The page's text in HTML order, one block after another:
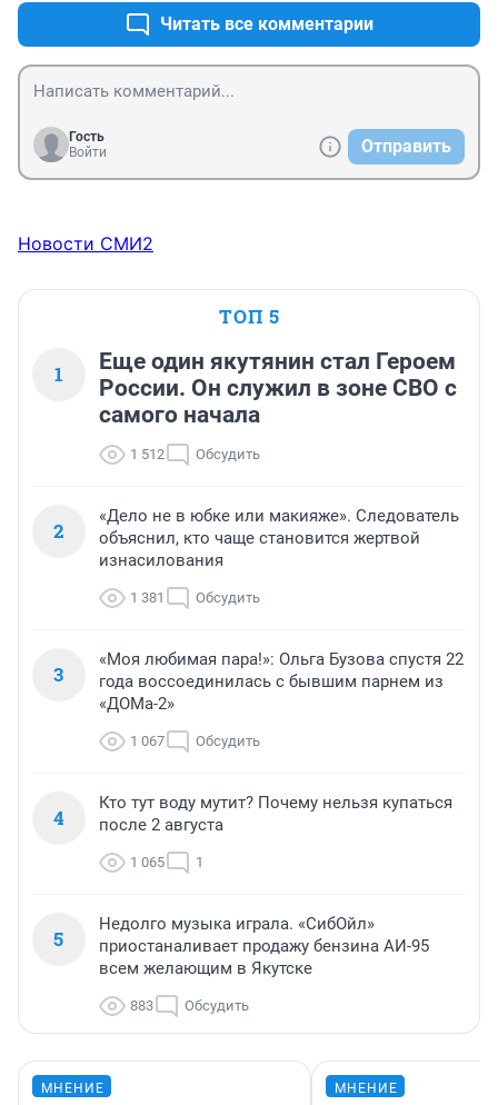
Читать все комментарии
Гость
Войти
Отправить
Новости СМИ2
ТОП 5
1
Еще один якутянин стал Героем
России. Он служил в зоне СВО с
самого начала
1 512 Обсудить
2
«Дело не в юбке или макияже». Следователь
объяснил, кто чаще становится жертвой
изнасилования
1 381 Обсудить
3
«Моя любимая пара!»: Ольга Бузова спустя 22
года воссоединилась с бывшим парнем из
«ДОМа-2»
1 067 Обсудить
4
Кто тут воду мутит? Почему нельзя купаться
после 2 августа
1 065 1
5
Недолго музыка играла. «СибОйл»
приостаналивает продажу бензина АИ-95
всем желающим в Якутске
883 Обсудить
МНЕНИЕ МНЕНИЕ